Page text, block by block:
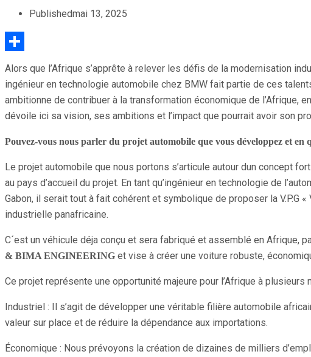
Publishedmai 13, 2025
Alors que l’Afrique s’apprête à relever les défis de la modernisation
ingénieur en technologie automobile chez BMW fait partie de ces
ambitionne de contribuer à la transformation économique de l’Afrique,
dévoile ici sa vision, ses ambitions et l’impact que pourrait avoir son
Pouvez-vous nous parler du projet automobile que vous développez et
Le projet automobile que nous portons s’articule autour dun concept
au pays d’accueil du projet. En tant qu’ingénieur en technologie de
Gabon, il serait tout à fait cohérent et symbolique de proposer la V.P.G
industrielle panafricaine.
C´est un véhicule déja conçu et sera fabriqué et assemblé en Afrique,
& BIMA ENGINEERING et vise à créer une voiture robuste,
Ce projet représente une opportunité majeure pour l’Afrique à plusieurs
Industriel : Il s’agit de développer une véritable filière automobile
valeur sur place et de réduire la dépendance aux importations.
Économique : Nous prévoyons la création de dizaines de milliers